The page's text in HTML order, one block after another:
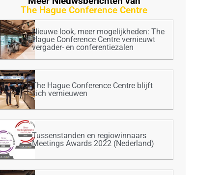
The Hague Conference Centre
Nieuwe look, meer mogelijkheden: The
Hague Conference Centre vernieuwt
vergader- en conferentiezalen
The Hague Conference Centre blijft
zich vernieuwen
Tussenstanden en regiowinnaars
Meetings Awards 2022 (Nederland)